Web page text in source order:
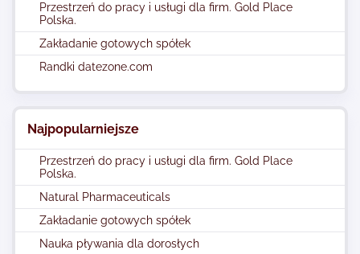
Przestrzeń do pracy i usługi dla firm. Gold Place
Polska.
Zakładanie gotowych spółek
Randki datezone.com
Najpopularniejsze
Przestrzeń do pracy i usługi dla firm. Gold Place
Polska.
Natural Pharmaceuticals
Zakładanie gotowych spółek
Nauka pływania dla dorosłych